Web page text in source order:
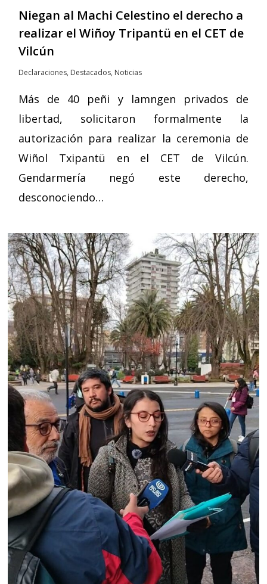
Niegan al Machi Celestino el derecho a
realizar el Wiñoy Tripantü en el CET de
Vilcún
Declaraciones, Destacados, Noticias
Más de 40 peñi y lamngen privados de
libertad, solicitaron formalmente la
autorización para realizar la ceremonia de
Wiñol Txipantü en el CET de Vilcún.
Gendarmería negó este derecho,
desconociendo…